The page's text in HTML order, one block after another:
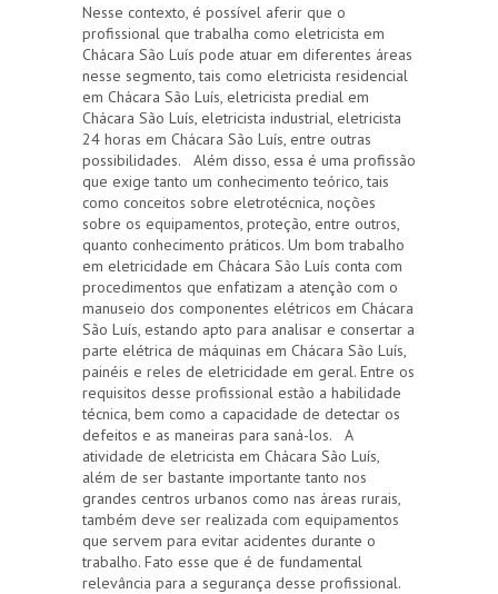
Nesse contexto, é possível aferir que o
profissional que trabalha como eletricista em
Chácara São Luís pode atuar em diferentes áreas
nesse segmento, tais como eletricista residencial
em Chácara São Luís, eletricista predial em
Chácara São Luís, eletricista industrial, eletricista
24 horas em Chácara São Luís, entre outras
possibilidades. Além disso, essa é uma profissão
que exige tanto um conhecimento teórico, tais
como conceitos sobre eletrotécnica, noções
sobre os equipamentos, proteção, entre outros,
quanto conhecimento práticos. Um bom trabalho
em eletricidade em Chácara São Luís conta com
procedimentos que enfatizam a atenção com o
manuseio dos componentes elétricos em Chácara
São Luís, estando apto para analisar e consertar a
parte elétrica de máquinas em Chácara São Luís,
painéis e reles de eletricidade em geral. Entre os
requisitos desse profissional estão a habilidade
técnica, bem como a capacidade de detectar os
defeitos e as maneiras para saná-los. A
atividade de eletricista em Chácara São Luís,
além de ser bastante importante tanto nos
grandes centros urbanos como nas áreas rurais,
também deve ser realizada com equipamentos
que servem para evitar acidentes durante o
trabalho. Fato esse que é de fundamental
relevância para a segurança desse profissional.